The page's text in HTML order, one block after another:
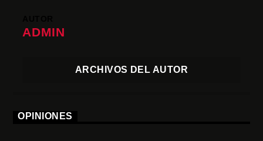
ADMIN
ARCHIVOS DEL AUTOR
OPINIONES